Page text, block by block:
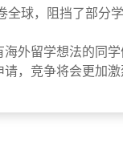
全球，阻挡了部分
外留学想法的同
，竞争将会更加激